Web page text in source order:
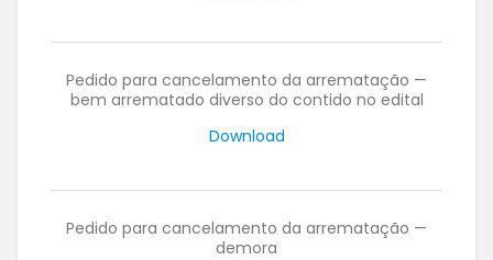
Pedido para cancelamento da arrematação —
bem arrematado diverso do contido no edital
Download
Pedido para cancelamento da arrematação —
demora